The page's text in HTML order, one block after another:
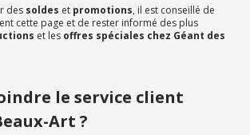
des soldes et promotions, il est conseillé de
cette page et de rester informé des plus
et les offres spéciales chez Géant des
le service client
Art ?